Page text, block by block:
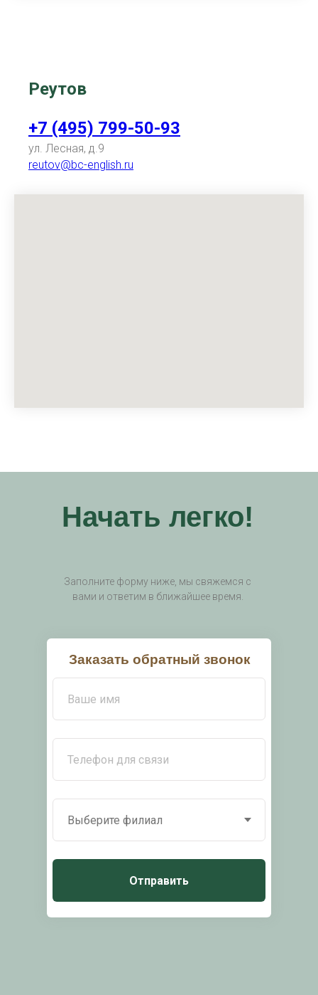
Реутов
+7 (495) 799-50-93
ул. Лесная, д.9
reutov@bc-english.ru
Отправить
Начать легко!
Заполните форму ниже, мы свяжемся с
вами и ответим в ближайшее время.
Заказать обратный звонок